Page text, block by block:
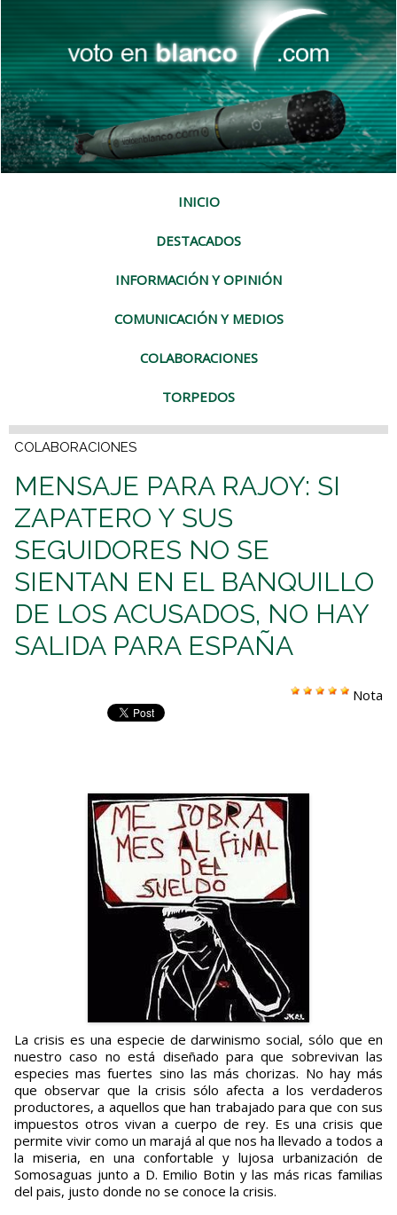
INICIO
DESTACADOS
INFORMACIÓN Y OPINIÓN
COMUNICACIÓN Y MEDIOS
COLABORACIONES
TORPEDOS
COLABORACIONES
MENSAJE PARA RAJOY: SI
ZAPATERO Y SUS
SEGUIDORES NO SE
SIENTAN EN EL BANQUILLO
DE LOS ACUSADOS, NO HAY
SALIDA PARA ESPAÑA
Nota
La crisis es una especie de darwinismo social, sólo que en
nuestro caso no está diseñado para que sobrevivan las
especies mas fuertes sino las más chorizas. No hay más
que observar que la crisis sólo afecta a los verdaderos
productores, a aquellos que han trabajado para que con sus
impuestos otros vivan a cuerpo de rey. Es una crisis que
permite vivir como un marajá al que nos ha llevado a todos a
la miseria, en una confortable y lujosa urbanización de
Somosaguas junto a D. Emilio Botin y las más ricas familias
del pais, justo donde no se conoce la crisis.